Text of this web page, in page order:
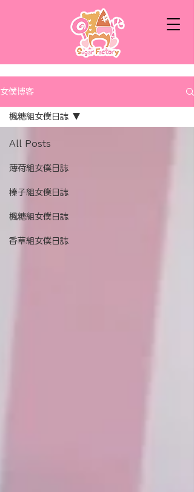
女僕博客
All Posts
薄荷組女僕日誌
榛子組女僕日誌
楓糖組女僕日誌
香草組女僕日誌
楓糖組女僕日誌